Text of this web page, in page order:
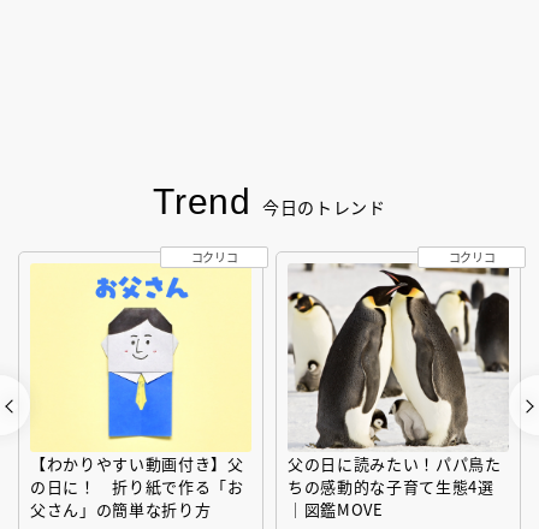
Trend 今日のトレンド
【わかりやすい動画付き】父
の日に！ 折り紙で作る「お
父さん」の簡単な折り方
コクリコ
父の日に読みたい！パパ鳥た
ちの感動的な子育て生態4選
｜図鑑MOVE
コクリコ